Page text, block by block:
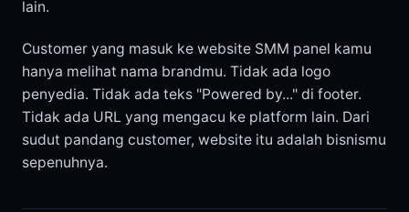
lain.
Customer yang masuk ke website SMM panel kamu
hanya melihat nama brandmu. Tidak ada logo
penyedia. Tidak ada teks "Powered by..." di footer.
Tidak ada URL yang mengacu ke platform lain. Dari
sudut pandang customer, website itu adalah bisnismu
sepenuhnya.